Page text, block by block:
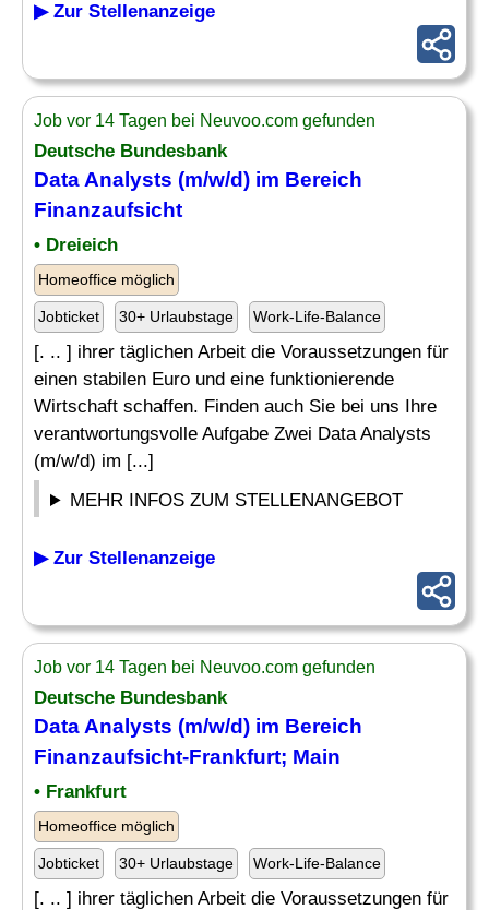
▶ Zur Stellenanzeige
Job vor 14 Tagen bei Neuvoo.com gefunden
Deutsche Bundesbank
Data Analysts (m/w/d) im Bereich
Finanzaufsicht
• Dreieich
Homeoffice möglich
Jobticket 30+ Urlaubstage Work-Life-Balance
[. .. ] ihrer täglichen Arbeit die Voraussetzungen für
einen stabilen Euro und eine funktionierende
Wirtschaft schaffen. Finden auch Sie bei uns Ihre
verantwortungsvolle Aufgabe Zwei Data Analysts
(m/w/d) im [...]
MEHR INFOS ZUM STELLENANGEBOT
▶ Zur Stellenanzeige
Job vor 14 Tagen bei Neuvoo.com gefunden
Deutsche Bundesbank
Data Analysts (m/w/d) im Bereich
Finanzaufsicht-Frankfurt; Main
• Frankfurt
Homeoffice möglich
Jobticket 30+ Urlaubstage Work-Life-Balance
[. .. ] ihrer täglichen Arbeit die Voraussetzungen für